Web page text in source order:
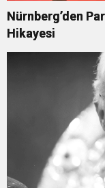
Nürnberg’den
Hikayesi